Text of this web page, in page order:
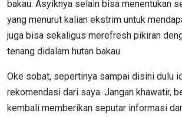
bakau. Asyiknya selain bisa menentukan
yang menurut kalian ekstrim untuk
juga bisa sekaligus merefresh pikiran
tenang didalam hutan bakau.
Oke sobat, sepertinya sampai disini dulu
rekomendasi dari saya. Jangan khawatir,
kembali memberikan seputar informasi